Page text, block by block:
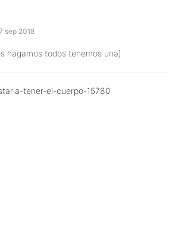
sep 2018
hagamos todos tenemos una)
tener-el-cuerpo-15780